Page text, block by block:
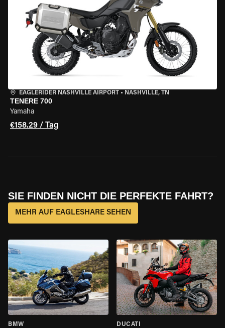
EAGLERIDER NASHVILLE AIRPORT • NASHVILLE, TN
TENERE 700
Yamaha
€158.29 / Tag
SIE FINDEN NICHT DIE PERFEKTE FAHRT?
MEHR AUF EAGLESHARE SEHEN
BMW DUCATI